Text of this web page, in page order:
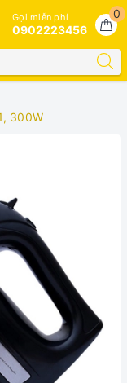
0
Gọi miễn phí
0902223456
300W